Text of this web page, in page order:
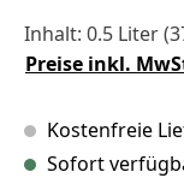
Inhalt: 0.5 Liter
Preise inkl.
Kostenfreie
Sofort